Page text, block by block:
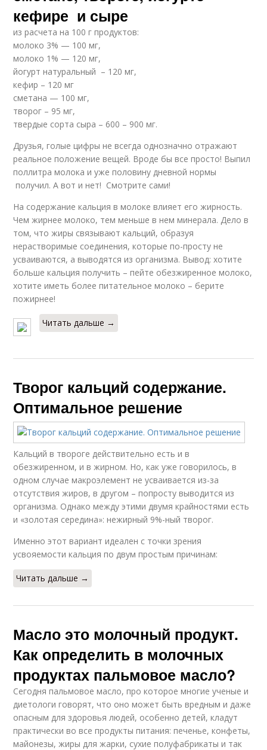
кефире и сыре
из расчета на 100 г продуктов:
молоко 3% — 100 мг,
молоко 1% — 120 мг,
йогурт натуральный – 120 мг,
кефир – 120 мг
сметана — 100 мг,
творог – 95 мг,
твердые сорта сыра – 600 – 900 мг.
Друзья, голые цифры не всегда однозначно отражают
реальное положение вещей. Вроде бы все просто! Выпил
поллитра молока и уже половину дневной нормы
получил. А вот и нет! Смотрите сами!
На содержание кальция в молоке влияет его жирность.
Чем жирнее молоко, тем меньше в нем минерала. Дело в
том, что жиры связывают кальций, образуя
нерастворимые соединения, которые по-просту не
усваиваются, а выводятся из организма. Вывод: хотите
больше кальция получить – пейте обезжиренное молоко,
хотите иметь более питательное молоко – берите
пожирнее!
Читать дальше →
Творог кальций содержание.
Оптимальное решение
Кальций в твороге действительно есть и в
обезжиренном, и в жирном. Но, как уже говорилось, в
одном случае макроэлемент не усваивается из-за
отсутствия жиров, в другом – попросту выводится из
организма. Однако между этими двумя крайностями есть
и «золотая середина»: нежирный 9%-ный творог.
Именно этот вариант идеален с точки зрения
усвояемости кальция по двум простым причинам:
Читать дальше →
Масло это молочный продукт.
Как определить в молочных
продуктах пальмовое масло?
Сегодня пальмовое масло, про которое многие ученые и
диетологи говорят, что оно может быть вредным и даже
опасным для здоровья людей, особенно детей, кладут
практически во все продукты питания: печенье, конфеты,
майонезы, жиры для жарки, сухие полуфабрикаты и так